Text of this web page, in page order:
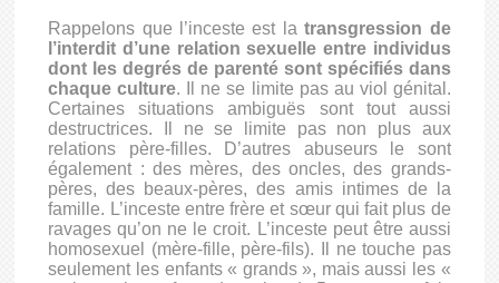
Rappelons que l’inceste est latransgression de
l’interdit d’une relation sexuelle entre individus
dont les degrés de parenté sont spécifiés dans
chaque culture. Il ne se limite pas au viol génital.
Certaines situations ambiguës sont tout aussi
destructrices. Il ne se limite pas non plus aux
relations père-filles. D’autres abuseurs le sont
également : des mères, des oncles, des grands-
pères, des beaux-pères, des amis intimes de la
famille. L’inceste entre frère et sœur qui fait plus de
ravages qu’on ne le croit. L’inceste peut être aussi
homosexuel (mère-fille, père-fils). Il ne touche pas
seulement les enfants « grands », mais aussi les «